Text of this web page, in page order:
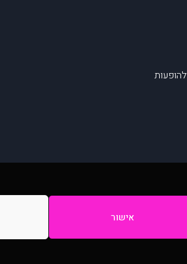
אישור